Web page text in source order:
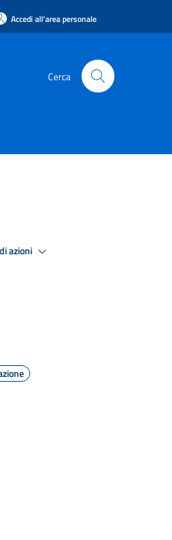
Accedi all'area personale
Cerca
azioni